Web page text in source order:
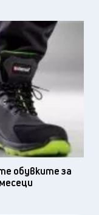
обувките за